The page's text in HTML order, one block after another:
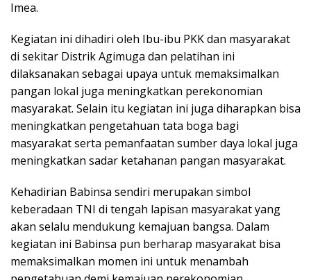
Imea.
Kegiatan ini dihadiri oleh Ibu-ibu PKK dan masyarakat
di sekitar Distrik Agimuga dan pelatihan ini
dilaksanakan sebagai upaya untuk memaksimalkan
pangan lokal juga meningkatkan perekonomian
masyarakat. Selain itu kegiatan ini juga diharapkan bisa
meningkatkan pengetahuan tata boga bagi
masyarakat serta pemanfaatan sumber daya lokal juga
meningkatkan sadar ketahanan pangan masyarakat.
Kehadirian Babinsa sendiri merupakan simbol
keberadaan TNI di tengah lapisan masyarakat yang
akan selalu mendukung kemajuan bangsa. Dalam
kegiatan ini Babinsa pun berharap masyarakat bisa
memaksimalkan momen ini untuk menambah